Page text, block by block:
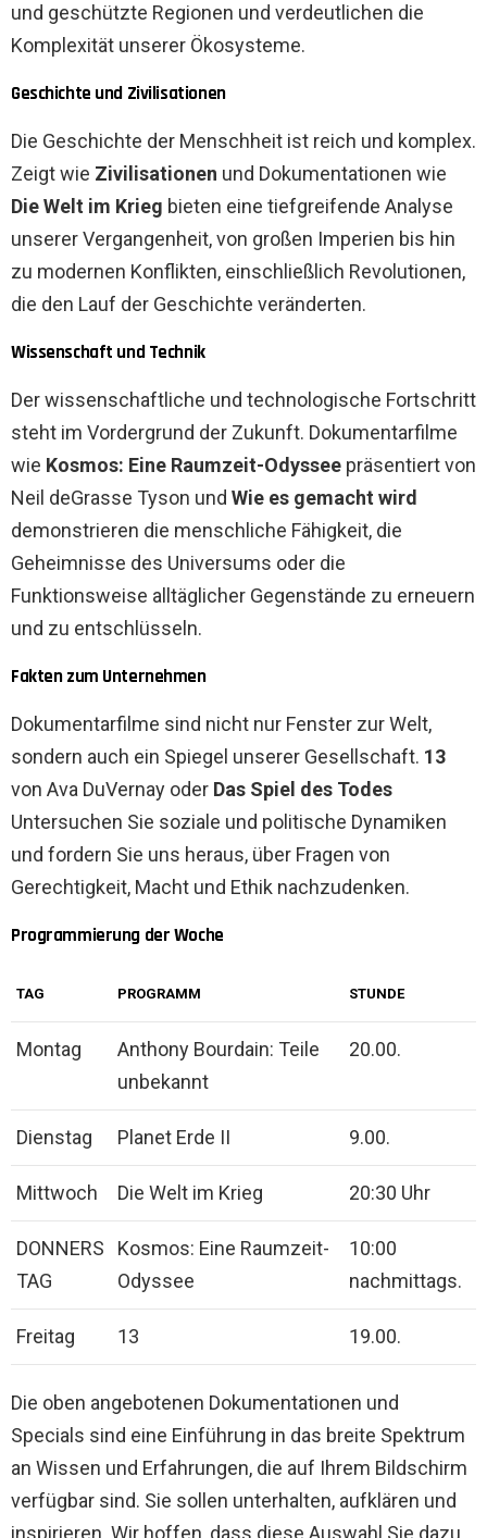
und geschützte Regionen und verdeutlichen die
Komplexität unserer Ökosysteme.
Geschichte und Zivilisationen
Die Geschichte der Menschheit ist reich und komplex.
Zeigt wie Zivilisationen und Dokumentationen wie
Die Welt im Krieg bieten eine tiefgreifende Analyse
unserer Vergangenheit, von großen Imperien bis hin
zu modernen Konflikten, einschließlich Revolutionen,
die den Lauf der Geschichte veränderten.
Wissenschaft und Technik
Der wissenschaftliche und technologische Fortschritt
steht im Vordergrund der Zukunft. Dokumentarfilme
wie Kosmos: Eine Raumzeit-Odyssee präsentiert von
Neil deGrasse Tyson und Wie es gemacht wird
demonstrieren die menschliche Fähigkeit, die
Geheimnisse des Universums oder die
Funktionsweise alltäglicher Gegenstände zu erneuern
und zu entschlüsseln.
Fakten zum Unternehmen
Dokumentarfilme sind nicht nur Fenster zur Welt,
sondern auch ein Spiegel unserer Gesellschaft. 13
von Ava DuVernay oder Das Spiel des Todes
Untersuchen Sie soziale und politische Dynamiken
und fordern Sie uns heraus, über Fragen von
Gerechtigkeit, Macht und Ethik nachzudenken.
Programmierung der Woche
TAG PROGRAMM STUNDE
Montag
Anthony Bourdain: Teile
unbekannt
20.00.
Dienstag Planet Erde II 9.00.
Mittwoch Die Welt im Krieg 20:30 Uhr
DONNERS
TAG
Kosmos: Eine Raumzeit-
Odyssee
10:00
nachmittags.
Freitag 13 19.00.
Die oben angebotenen Dokumentationen und
Specials sind eine Einführung in das breite Spektrum
an Wissen und Erfahrungen, die auf Ihrem Bildschirm
verfügbar sind. Sie sollen unterhalten, aufklären und